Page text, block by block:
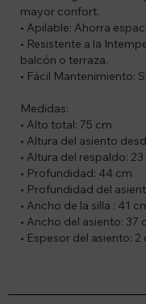
mayor confort.
• Apilable: Ahorra
• Resistente a la
balcón o terraza.
• Fácil Mantenimiento:
Medidas:
• Alto total: 75 cm
• Altura del asiento
• Altura del respaldo:
• Profundidad: 44 cm
• Profundidad del
• Ancho de la silla : 41
• Ancho del asiento: 37
• Espesor del asiento: 2